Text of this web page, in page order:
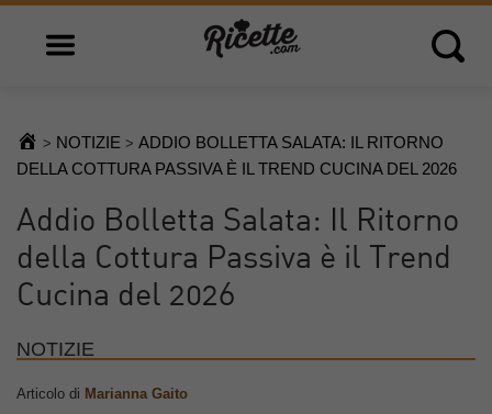
Open main menu Open
> NOTIZIE > ADDIO BOLLETTA SALATA: IL RITORNO
DELLA COTTURA PASSIVA È IL TREND CUCINA DEL 2026
Addio Bolletta Salata: Il Ritorno
della Cottura Passiva è il Trend
Cucina del 2026
NOTIZIE
Articolo di Marianna Gaito